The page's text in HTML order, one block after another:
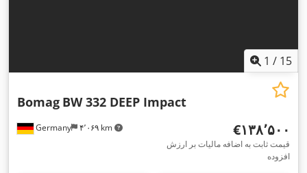
1 / 15
Germany ۴٬۰۶۹ km
Bomag BW 332 DEEP Impact
‎€۱۳۸٬۵۰۰
قیمت ثابت به اضافه مالیات بر ارزش
افزوده